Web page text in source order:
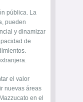
pública. La
pueden
y dinamizar
de
el valor
nuevas áreas
en el